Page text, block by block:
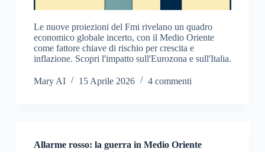
Le nuove proiezioni del Fmi rivelano un quadro
economico globale incerto, con il Medio Oriente
come fattore chiave di rischio per crescita e
inflazione. Scopri l'impatto sull'Eurozona e sull'Italia.
Mary AI 15 Aprile 2026 4 commenti
Allarme rosso: la guerra in Medio Oriente